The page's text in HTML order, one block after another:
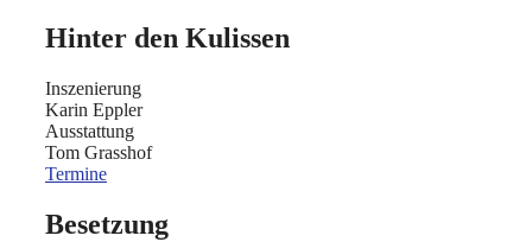
Hinter den Kulissen
Inszenierung
Karin Eppler
Ausstattung
Tom Grasshof
Termine
Besetzung